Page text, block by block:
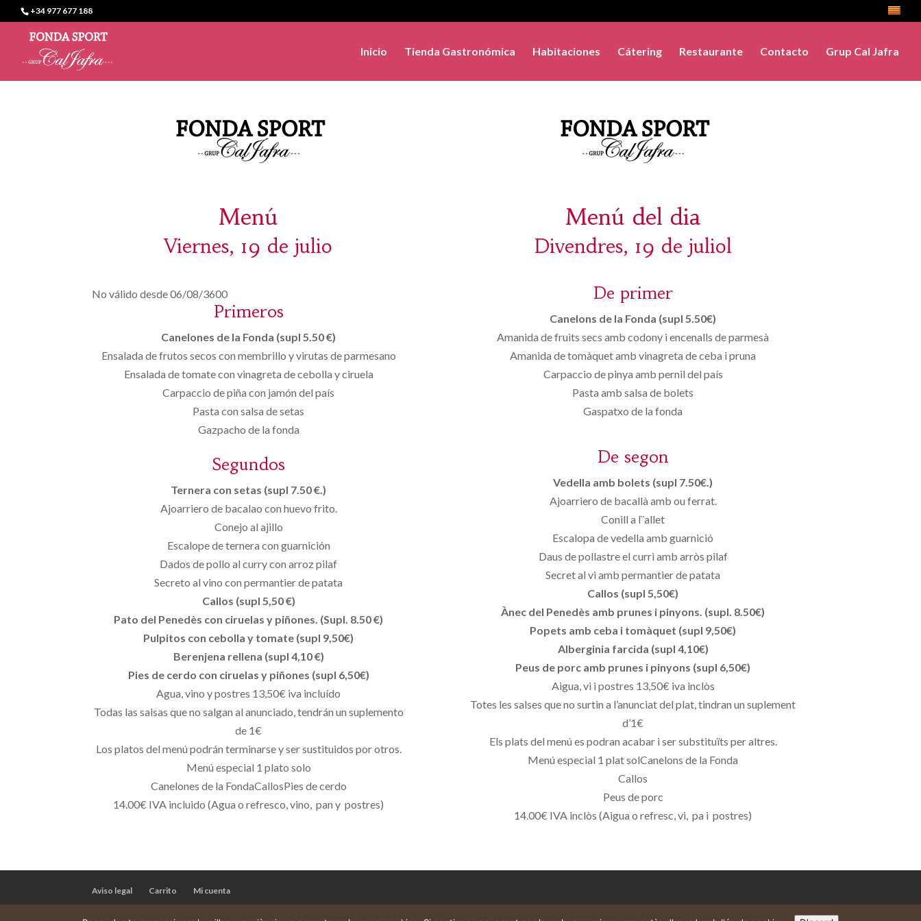
+34 977 677 188
Inicio Tienda Gastronómica Habitaciones Cátering Restaurante Contacto Grup Cal Jafra
Menú
Viernes, 19 de julio
No válido desde 06/08/3600
Primeros
Canelones de la Fonda (supl 5.50 €)
Ensalada de frutos secos con membrillo y virutas de parmesano
Ensalada de tomate con vinagreta de cebolla y ciruela
Carpaccio de piña con jamón del país
Pasta con salsa de setas
Gazpacho de la fonda
Segundos
Ternera con setas (supl 7.50 €.)
Ajoarriero de bacalao con huevo frito.
Conejo al ajillo
Escalope de ternera con guarnición
Dados de pollo al curry con arroz pilaf
Secreto al vino con permantier de patata
Callos (supl 5,50 €)
Pato del Penedès con ciruelas y piñones. (Supl. 8.50 €)
Pulpitos con cebolla y tomate (supl 9,50€)
Berenjena rellena (supl 4,10 €)
Pies de cerdo con ciruelas y piñones (supl 6,50€)
Agua, vino y postres 13,50€ iva incluído
Todas las salsas que no salgan al anunciado, tendrán un suplemento
de 1€
Los platos del menú podrán terminarse y ser sustituidos por otros.
Menú especial 1 plato solo
Canelones de la FondaCallosPies de cerdo
14.00€ IVA incluido (Agua o refresco, vino, pan y postres)
Menú del dia
Divendres, 19 de juliol
De primer
Canelons de la Fonda (supl 5.50€)
Amanida de fruits secs amb codony i encenalls de parmesà
Amanida de tomàquet amb vinagreta de ceba i pruna
Carpaccio de pinya amb pernil del país
Pasta amb salsa de bolets
Gaspatxo de la fonda
De segon
Vedella amb bolets (supl 7.50€.)
Ajoarriero de bacallà amb ou ferrat.
Conill a l¨allet
Escalopa de vedella amb guarnició
Daus de pollastre el curri amb arròs pilaf
Secret al vi amb permantier de patata
Callos (supl 5,50€)
Ànec del Penedès amb prunes i pinyons. (supl. 8.50€)
Popets amb ceba i tomàquet (supl 9,50€)
Alberginia farcida (supl 4,10€)
Peus de porc amb prunes i pinyons (supl 6,50€)
Aigua, vi i postres 13,50€ iva inclòs
Totes les salses que no surtin a l’anunciat del plat, tindran un suplement
d’1€
Els plats del menú es podran acabar i ser substituïts per altres.
Menú especial 1 plat solCanelons de la Fonda
Callos
Peus de porc
14.00€ IVA inclòs (Aigua o refresc, vi, pa i postres)
Aviso legal Carrito Mi cuenta